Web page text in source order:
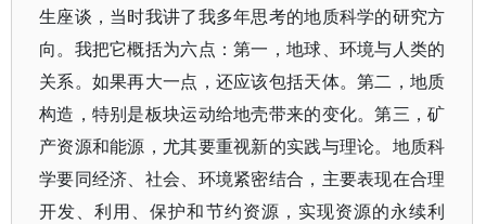
生座谈，当时我讲了我多年思考的地质科学的研究方
向。我把它概括为六点：第一，地球、环境与人类的
关系。如果再大一点，还应该包括天体。第二，地质
构造，特别是板块运动给地壳带来的变化。第三，矿
产资源和能源，尤其要重视新的实践与理论。地质科
学要同经济、社会、环境紧密结合，主要表现在合理
开发、利用、保护和节约资源，实现资源的永续利